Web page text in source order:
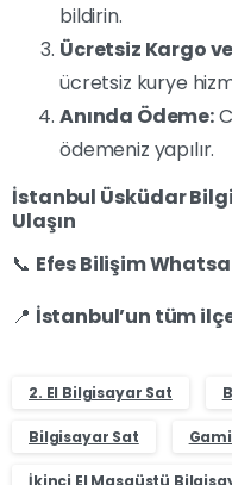
bildirin.
Ücretsiz Kargo
ücretsiz kurye
Anında Ödeme:
ödemeniz yapılır.
İstanbul Üsküdar
Ulaşın
📞 Efes Bilişim
📍 İstanbul’un tüm
2. El Bilgisayar Sat
Bilgisayar Sat
İkinci El Masaüstü